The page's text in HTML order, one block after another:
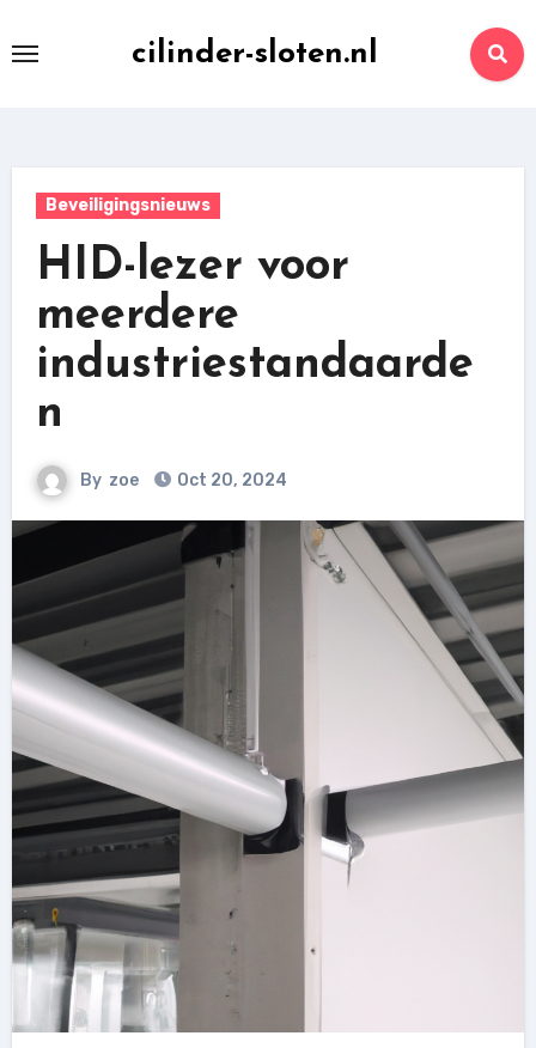
to
cilinder-sloten.nl
Beveiligingsnieuws
HID-lezer voor
meerdere
industriestandaarde
n
By zoe Oct 20, 2024